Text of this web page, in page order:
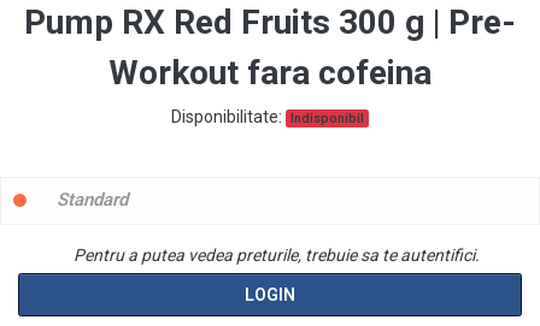
Pump RX Red Fruits 300 g | Pre-
Workout fara cofeina
Disponibilitate: Indisponibil
Standard
Pentru a putea vedea preturile, trebuie sa te autentifici.
LOGIN